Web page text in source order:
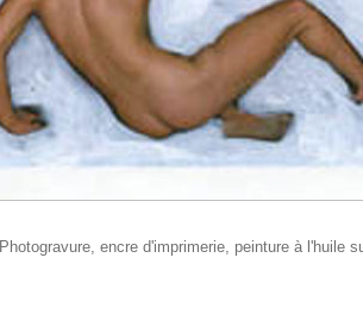
Photogravure, encre d'imprimerie, peinture à l'huile